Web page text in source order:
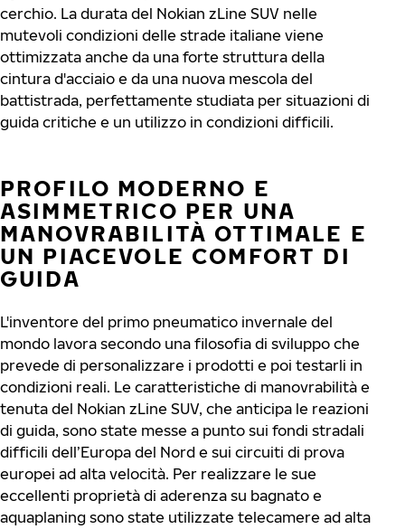
cerchio. La durata del Nokian zLine SUV nelle
mutevoli condizioni delle strade italiane viene
ottimizzata anche da una forte struttura della
cintura d'acciaio e da una nuova mescola del
battistrada, perfettamente studiata per situazioni di
guida critiche e un utilizzo in condizioni difficili.
PROFILO MODERNO E
ASIMMETRICO PER UNA
MANOVRABILITÀ OTTIMALE E
UN PIACEVOLE COMFORT DI
GUIDA
L'inventore del primo pneumatico invernale del
mondo lavora secondo una filosofia di sviluppo che
prevede di personalizzare i prodotti e poi testarli in
condizioni reali. Le caratteristiche di manovrabilità e
tenuta del Nokian zLine SUV, che anticipa le reazioni
di guida, sono state messe a punto sui fondi stradali
difficili dell’Europa del Nord e sui circuiti di prova
europei ad alta velocità. Per realizzare le sue
eccellenti proprietà di aderenza su bagnato e
aquaplaning sono state utilizzate telecamere ad alta